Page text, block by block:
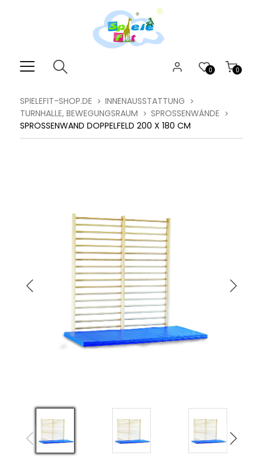
0
0
SPIELEFIT-SHOP.DE
INNENAUSSTATTUNG
TURNHALLE, BEWEGUNGSRAUM
SPROSSENWÄNDE
SPROSSENWAND DOPPELFELD 200 X 180 CM